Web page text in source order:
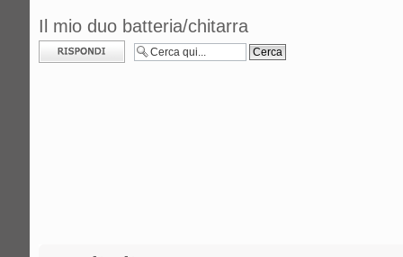
Il mio duo batteria/chitarra
Rispondi al
messaggio